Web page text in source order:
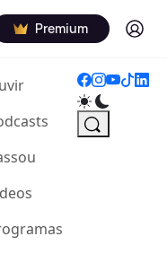
Premium Log in
(current)